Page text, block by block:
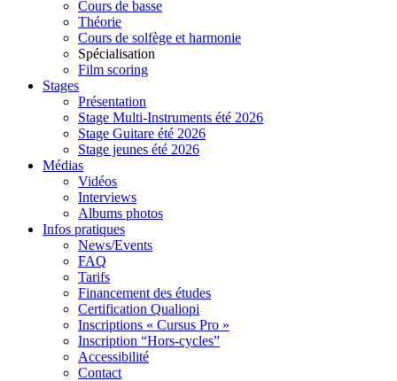
Cours de basse
Théorie
Cours de solfège et harmonie
Spécialisation
Film scoring
Stages
Présentation
Stage Multi-Instruments été 2026
Stage Guitare été 2026
Stage jeunes été 2026
Médias
Vidéos
Interviews
Albums photos
Infos pratiques
News/Events
FAQ
Tarifs
Financement des études
Certification Qualiopi
Inscriptions « Cursus Pro »
Inscription “Hors-cycles”
Accessibilité
Contact